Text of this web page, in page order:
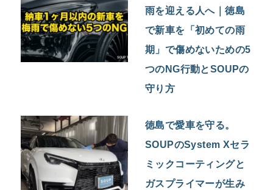
雨を迎える人へ｜徳島
で新車を「初めての雨
期」で傷めないための5
つのNG行動とSOUPの
守り方
徳島で愛車を守る。
SOUPのSystem Xセラ
ミックコーティングと
ガスプライマーが生み